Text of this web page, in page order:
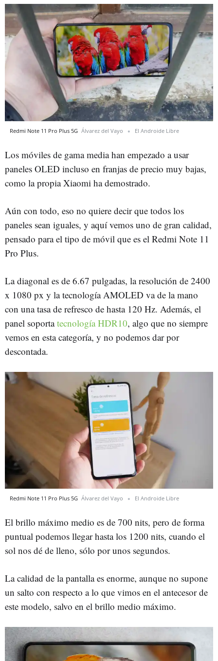
Redmi Note 11 Pro Plus 5G Álvarez del Vayo El Androide Libre
Los móviles de gama media han empezado a usar
paneles OLED incluso en franjas de precio muy bajas,
como la propia Xiaomi ha demostrado.
Aún con todo, eso no quiere decir que todos los
paneles sean iguales, y aquí vemos uno de gran calidad,
pensado para el tipo de móvil que es el Redmi Note 11
Pro Plus.
La diagonal es de 6.67 pulgadas, la resolución de 2400
x 1080 px y la tecnología AMOLED va de la mano
con una tasa de refresco de hasta 120 Hz. Además, el
panel soportatecnología HDR10, algo que no siempre
vemos en esta categoría, y no podemos dar por
descontada.
Redmi Note 11 Pro Plus 5G Álvarez del Vayo El Androide Libre
El brillo máximo medio es de 700 nits, pero de forma
puntual podemos llegar hasta los 1200 nits, cuando el
sol nos dé de lleno, sólo por unos segundos.
La calidad de la pantalla es enorme, aunque no supone
un salto con respecto a lo que vimos en el antecesor de
este modelo, salvo en el brillo medio máximo.